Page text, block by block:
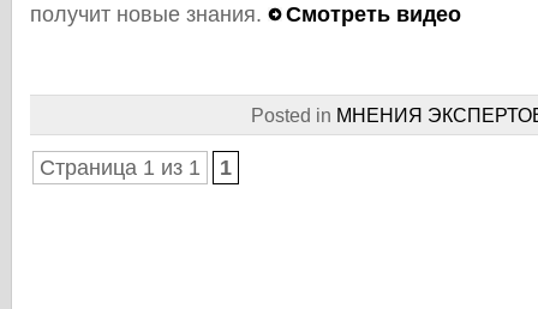
получит новые знания.
Смотреть видео
Posted in МНЕНИЯ
Страница 1 из 1 1